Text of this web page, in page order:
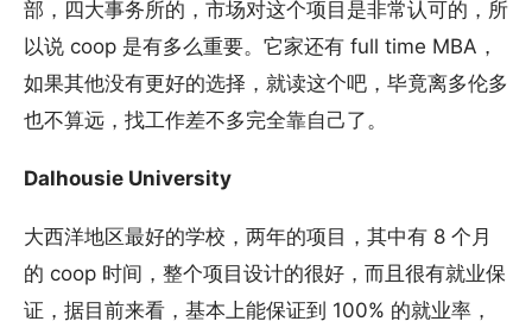
部，四大事务所的，市场对这个项目是非常认可的，所
以说 coop 是有多么重要。它家还有 full time MBA，
如果其他没有更好的选择，就读这个吧，毕竟离多伦多
也不算远，找工作差不多完全靠自己了。
Dalhousie University
大西洋地区最好的学校，两年的项目，其中有 8 个月
的 coop 时间，整个项目设计的很好，而且很有就业保
证，据目前来看，基本上能保证到 100% 的就业率，